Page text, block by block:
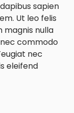
sapien
Ut leo felis
magnis nulla
nec commodo
nec
eleifend